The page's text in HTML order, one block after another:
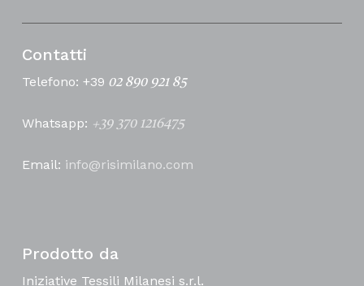
Contatti
Telefono: +39 02 890 921 85
Whatsapp: +39 370 1216475
Email: info@risimilano.com
Prodotto da
Iniziative Tessili Milanesi s.r.l.